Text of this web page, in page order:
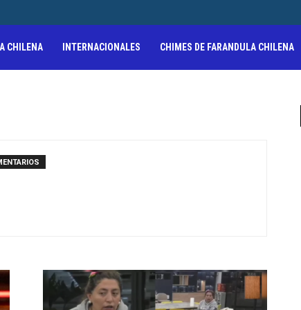
CHILENA INTERNACIONALES CHIMES DE FARANDULA CHILENA